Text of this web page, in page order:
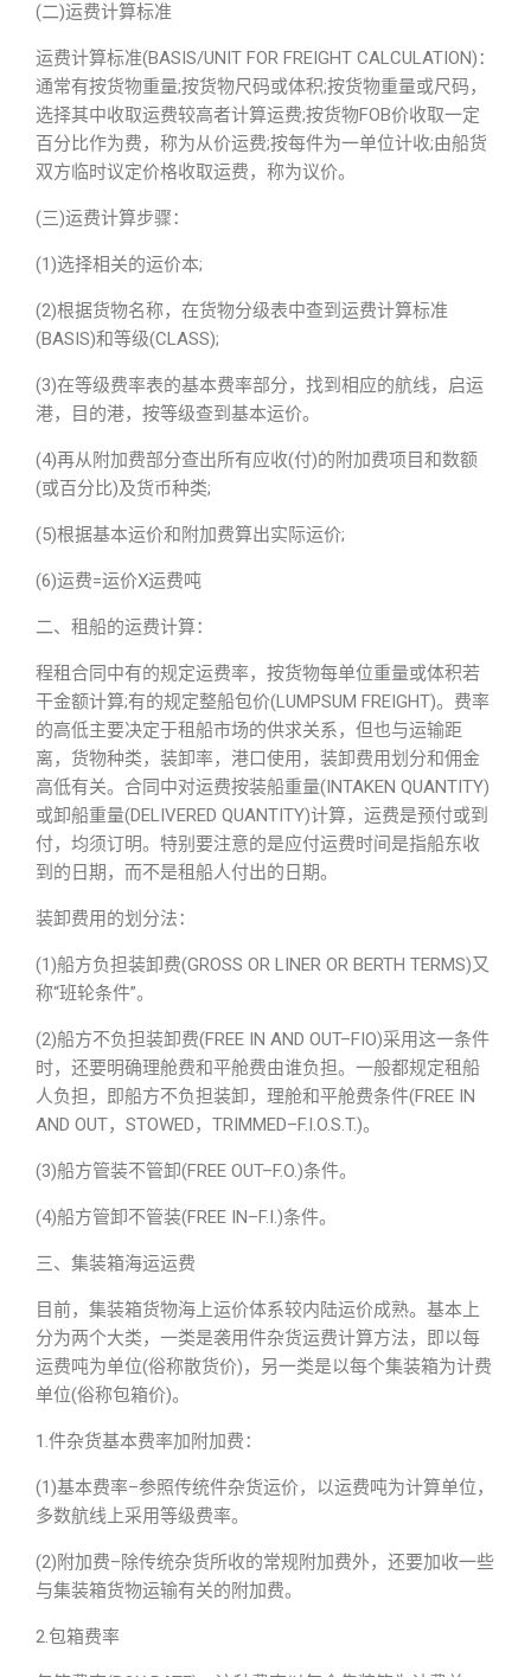
(二)运费计算标准
运费计算标准(BASIS/UNIT FOR FREIGHT CALCULATION)：
通常有按货物重量;按货物尺码或体积;按货物重量或尺码，
选择其中收取运费较高者计算运费;按货物FOB价收取一定
百分比作为费，称为从价运费;按每件为一单位计收;由船货
双方临时议定价格收取运费，称为议价。
(三)运费计算步骤：
(1)选择相关的运价本;
(2)根据货物名称，在货物分级表中查到运费计算标准
(BASIS)和等级(CLASS);
(3)在等级费率表的基本费率部分，找到相应的航线，启运
港，目的港，按等级查到基本运价。
(4)再从附加费部分查出所有应收(付)的附加费项目和数额
(或百分比)及货币种类;
(5)根据基本运价和附加费算出实际运价;
(6)运费=运价X运费吨
二、租船的运费计算：
程租合同中有的规定运费率，按货物每单位重量或体积若
干金额计算;有的规定整船包价(LUMPSUM FREIGHT)。费率
的高低主要决定于租船市场的供求关系，但也与运输距
离，货物种类，装卸率，港口使用，装卸费用划分和佣金
高低有关。合同中对运费按装船重量(INTAKEN QUANTITY)
或卸船重量(DELIVERED QUANTITY)计算，运费是预付或到
付，均须订明。特别要注意的是应付运费时间是指船东收
到的日期，而不是租船人付出的日期。
装卸费用的划分法：
(1)船方负担装卸费(GROSS OR LINER OR BERTH TERMS)又
称“班轮条件”。
(2)船方不负担装卸费(FREE IN AND OUT–FIO)采用这一条件
时，还要明确理舱费和平舱费由谁负担。一般都规定租船
人负担，即船方不负担装卸，理舱和平舱费条件(FREE IN
AND OUT，STOWED，TRIMMED–F.I.O.S.T.)。
(3)船方管装不管卸(FREE OUT–F.O.)条件。
(4)船方管卸不管装(FREE IN–F.I.)条件。
三、集装箱海运运费
目前，集装箱货物海上运价体系较内陆运价成熟。基本上
分为两个大类，一类是袭用件杂货运费计算方法，即以每
运费吨为单位(俗称散货价)，另一类是以每个集装箱为计费
单位(俗称包箱价)。
1.件杂货基本费率加附加费：
(1)基本费率–参照传统件杂货运价，以运费吨为计算单位，
多数航线上采用等级费率。
(2)附加费–除传统杂货所收的常规附加费外，还要加收一些
与集装箱货物运输有关的附加费。
2.包箱费率